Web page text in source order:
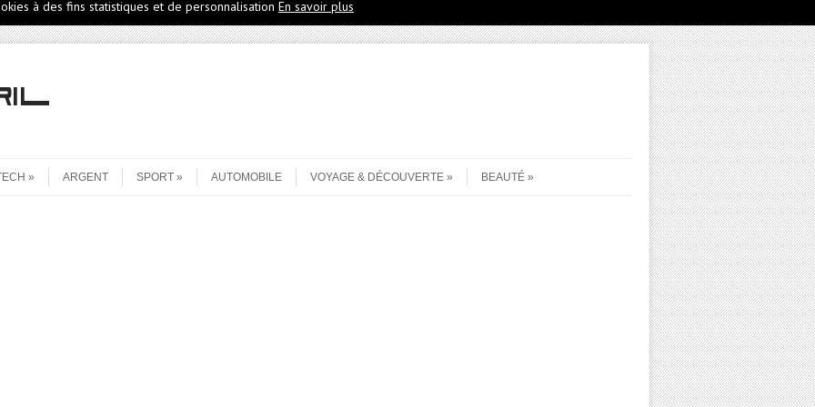
à des fins statistiques et de personnalisation En savoir plus
ARGENT SPORT AUTOMOBILE VOYAGE & DÉCOUVERTE BEAUTÉ